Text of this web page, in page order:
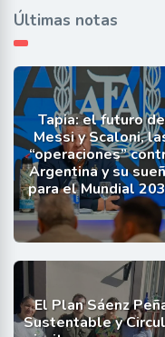
Últimas notas
Tapia: el futuro de
Messi y Scaloni,
“operaciones”
Argentina y su
para el Mundial
El Plan Sáenz
Sustentable y